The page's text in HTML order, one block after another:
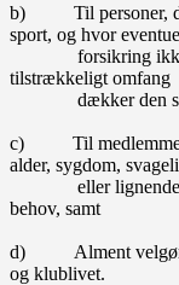
b) Til personer, der
sport, og hvor
forsikring ikke
tilstrækkeligt omfang
dækker den
c) Til medlemmer
alder, sygdom,
eller lignende
behov, samt
d) Alment
og klublivet.